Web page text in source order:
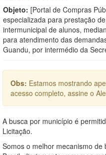
Objeto: [Portal de Compras
especializada para prestação
intermunicipal de alunos,
para atendimento das
Guandu, por intermédio da
Obs: Estamos mostrando
acesso completo, assine o
A busca por município é
Licitação.
Somos o melhor mecanismo